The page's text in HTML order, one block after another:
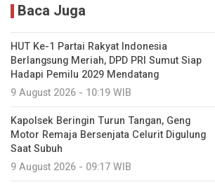
Baca Juga
HUT Ke-1 Partai Rakyat Indonesia
Berlangsung Meriah, DPD PRI Sumut Siap
Hadapi Pemilu 2029 Mendatang
9 August 2026 - 10:19 WIB
Kapolsek Beringin Turun Tangan, Geng
Motor Remaja Bersenjata Celurit Digulung
Saat Subuh
9 August 2026 - 09:17 WIB